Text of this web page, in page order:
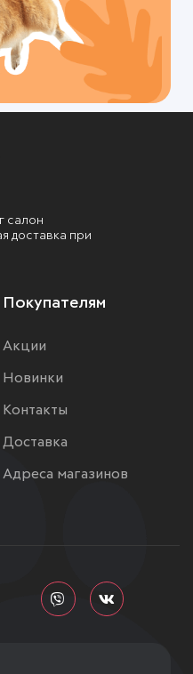
салон
доставка при
Покупателям
Акции
Новинки
Контакты
Доставка
Адреса магазинов